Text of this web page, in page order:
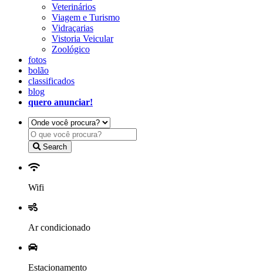
Veterinários
Viagem e Turismo
Vidraçarias
Vistoria Veicular
Zoológico
fotos
bolão
classificados
blog
quero anunciar!
Search
Wifi
Ar condicionado
Estacionamento